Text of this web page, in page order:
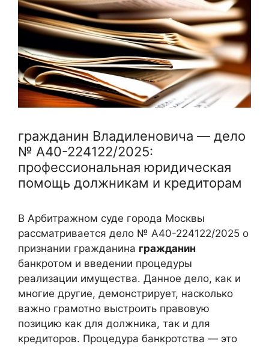
гражданин Владиленовича — дело
№ А40-224122/2025:
профессиональная юридическая
помощь должникам и кредиторам
В Арбитражном суде города Москвы
рассматривается дело № А40-224122/2025 о
признании гражданина гражданин
банкротом и введении процедуры
реализации имущества. Данное дело, как и
многие другие, демонстрирует, насколько
важно грамотно выстроить правовую
позицию как для должника, так и для
кредиторов. Процедура банкротства — это